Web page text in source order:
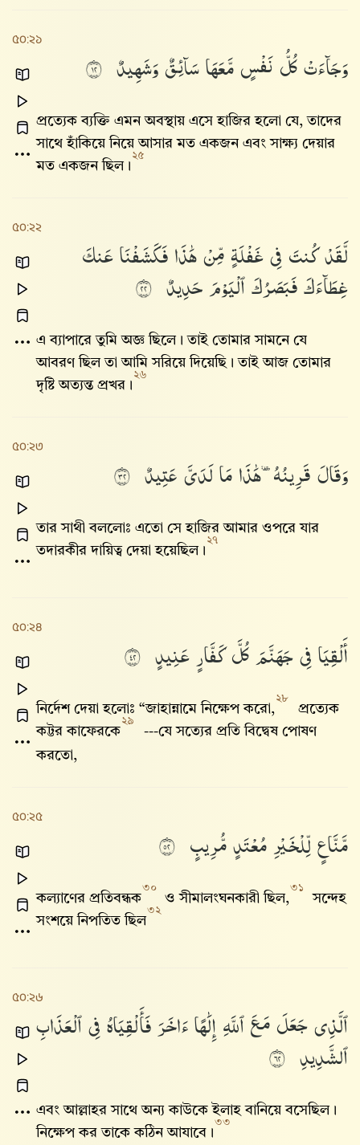
৫০:২১
وَجَآءَتْكُلُّنَفْسٍمَّعَهَاسَآئِقٌوَشَهِيدٌ ٢١
প্রত্যেক ব্যক্তি এমন অবস্থায় এসে হাজির হলো যে, তাদের
সাথে হাঁকিয়ে নিয়ে আসার মত একজন এবং সাক্ষ্য দেয়ার
মত একজন ছিল।
২৫
৫০:২২
لَّقَدْكُنتَفِىغَفْلَةٍمِّنْهَٰذَافَكَشَفْنَاعَنكَ
غِطَآءَكَفَبَصَرُكَٱلْيَوْمَحَدِيدٌ ٢٢
এ ব্যাপারে তুমি অজ্ঞ ছিলে। তাই তোমার সামনে যে
আবরণ ছিল তা আমি সরিয়ে দিয়েছি। তাই আজ তোমার
দৃষ্টি অত্যন্ত প্রখর।
২৬
৫০:২৩
وَقَالَقَرِينُهُۥهَٰذَامَالَدَىَّعَتِيدٌ ٢٣
তার সাথী বললোঃ এতো সে হাজির আমার ওপরে যার
তদারকীর দায়িত্ব দেয়া হয়েছিল।
২৭
৫০:২৪
أَلْقِيَافِىجَهَنَّمَكُلَّكَفَّارٍعَنِيدٍ ٢٤
নির্দেশ দেয়া হলোঃ “জাহান্নামে নিক্ষেপ করো,
২৮
প্রত্যেক
কট্টর কাফেরকে
২৯
---যে সত্যের প্রতি বিদ্বেষ পোষণ
করতো,
৫০:২৫
مَّنَّاعٍلِّلْخَيْرِمُعْتَدٍمُّرِيبٍ ٢٥
কল্যাণের প্রতিবন্ধক
৩০
ও সীমালংঘনকারী ছিল,
৩১
সন্দেহ
সংশয়ে নিপতিত ছিল
৩২
৫০:২৬
ٱلَّذِىجَعَلَمَعَٱللَّهِإِلَٰهًاءَاخَرَفَأَلْقِيَاهُفِىٱلْعَذَابِ
ٱلشَّدِيدِ ٢٦
এবং আল্লাহর সাথে অন্য কাউকে ইলাহ বানিয়ে বসেছিল।
নিক্ষেপ কর তাকে কঠিন আযাবে।
৩৩